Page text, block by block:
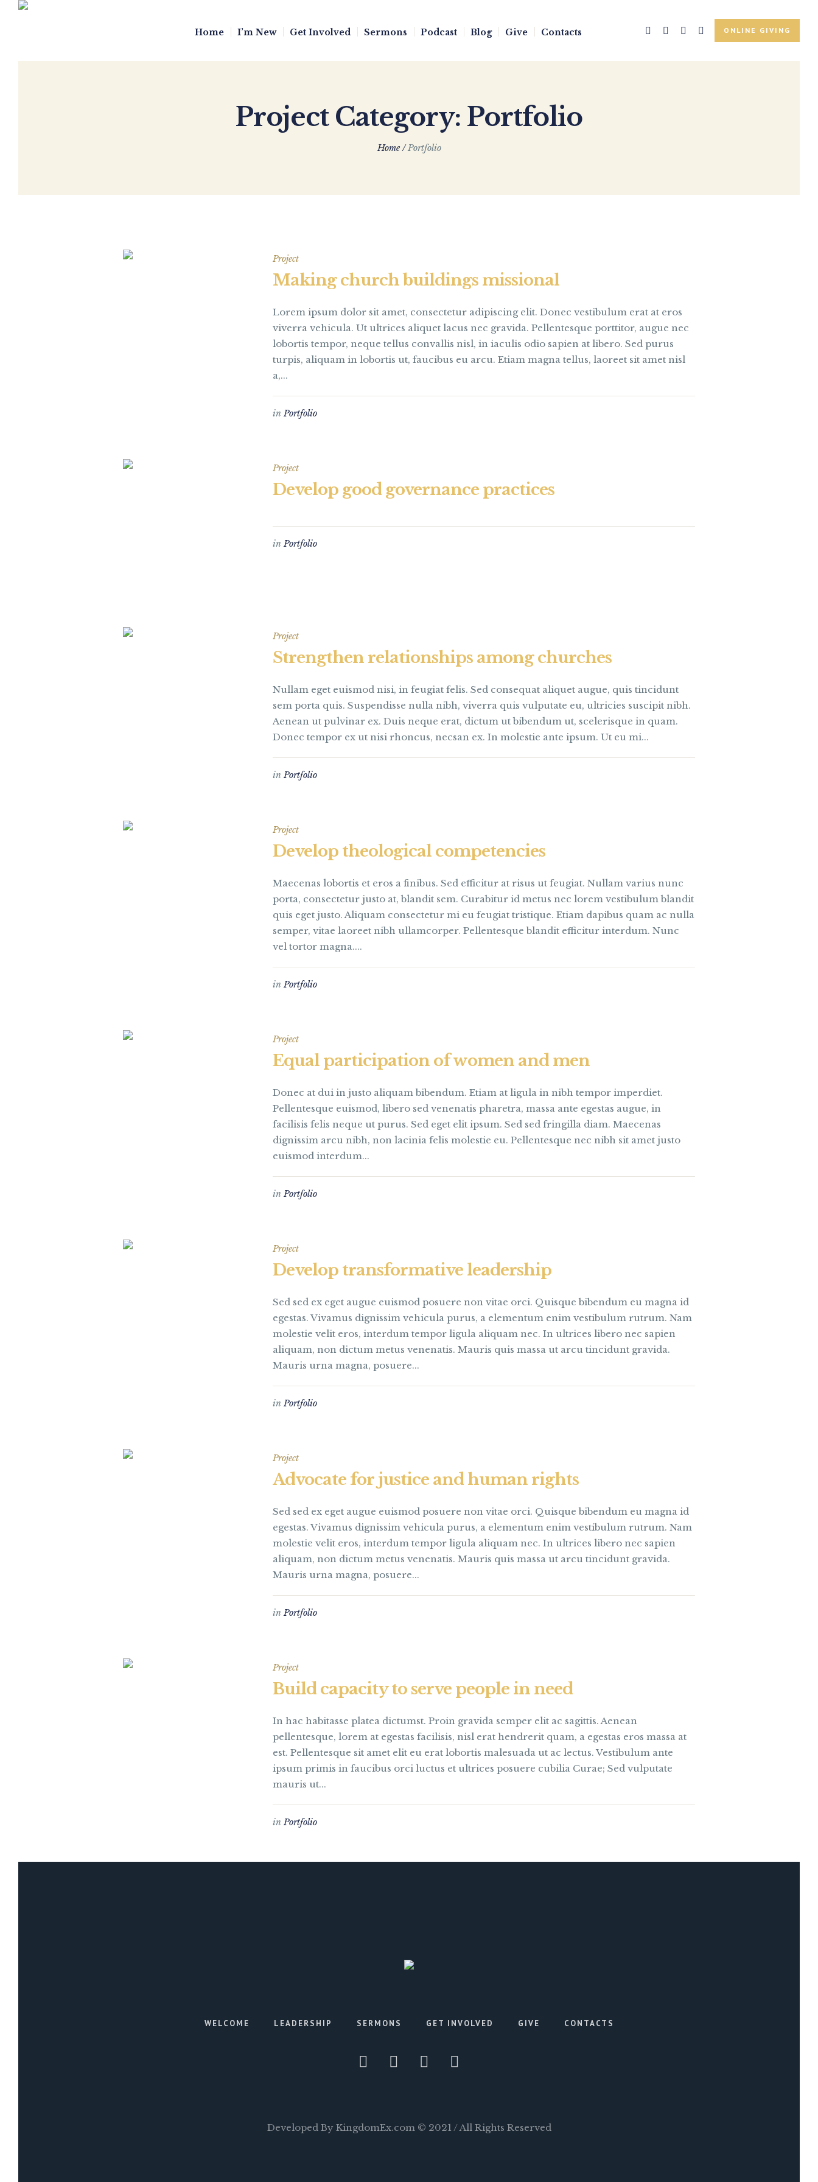
ONLINE GIVING
Home I’m New Get Involved Sermons Podcast Blog Give Contacts
Project Category: Portfolio
Home /Portfolio
Project
Making church buildings missional
Lorem ipsum dolor sit amet, consectetur adipiscing elit. Donec vestibulum erat at eros
viverra vehicula. Ut ultrices aliquet lacus nec gravida. Pellentesque porttitor, augue nec
lobortis tempor, neque tellus convallis nisl, in iaculis odio sapien at libero. Sed purus
turpis, aliquam in lobortis ut, faucibus eu arcu. Etiam magna tellus, laoreet sit amet nisl
a,...
inPortfolio
Project
Develop good governance practices
inPortfolio
Project
Strengthen relationships among churches
Nullam eget euismod nisi, in feugiat felis. Sed consequat aliquet augue, quis tincidunt
sem porta quis. Suspendisse nulla nibh, viverra quis vulputate eu, ultricies suscipit nibh.
Aenean ut pulvinar ex. Duis neque erat, dictum ut bibendum ut, scelerisque in quam.
Donec tempor ex ut nisi rhoncus, necsan ex. In molestie ante ipsum. Ut eu mi...
inPortfolio
Project
Develop theological competencies
Maecenas lobortis et eros a finibus. Sed efficitur at risus ut feugiat. Nullam varius nunc
porta, consectetur justo at, blandit sem. Curabitur id metus nec lorem vestibulum blandit
quis eget justo. Aliquam consectetur mi eu feugiat tristique. Etiam dapibus quam ac nulla
semper, vitae laoreet nibh ullamcorper. Pellentesque blandit efficitur interdum. Nunc
vel tortor magna....
inPortfolio
Project
Equal participation of women and men
Donec at dui in justo aliquam bibendum. Etiam at ligula in nibh tempor imperdiet.
Pellentesque euismod, libero sed venenatis pharetra, massa ante egestas augue, in
facilisis felis neque ut purus. Sed eget elit ipsum. Sed sed fringilla diam. Maecenas
dignissim arcu nibh, non lacinia felis molestie eu. Pellentesque nec nibh sit amet justo
euismod interdum...
inPortfolio
Project
Develop transformative leadership
Sed sed ex eget augue euismod posuere non vitae orci. Quisque bibendum eu magna id
egestas. Vivamus dignissim vehicula purus, a elementum enim vestibulum rutrum. Nam
molestie velit eros, interdum tempor ligula aliquam nec. In ultrices libero nec sapien
aliquam, non dictum metus venenatis. Mauris quis massa ut arcu tincidunt gravida.
Mauris urna magna, posuere...
inPortfolio
Project
Advocate for justice and human rights
Sed sed ex eget augue euismod posuere non vitae orci. Quisque bibendum eu magna id
egestas. Vivamus dignissim vehicula purus, a elementum enim vestibulum rutrum. Nam
molestie velit eros, interdum tempor ligula aliquam nec. In ultrices libero nec sapien
aliquam, non dictum metus venenatis. Mauris quis massa ut arcu tincidunt gravida.
Mauris urna magna, posuere...
inPortfolio
Project
Build capacity to serve people in need
In hac habitasse platea dictumst. Proin gravida semper elit ac sagittis. Aenean
pellentesque, lorem at egestas facilisis, nisl erat hendrerit quam, a egestas eros massa at
est. Pellentesque sit amet elit eu erat lobortis malesuada ut ac lectus. Vestibulum ante
ipsum primis in faucibus orci luctus et ultrices posuere cubilia Curae; Sed vulputate
mauris ut...
inPortfolio
WELCOME LEADERSHIP SERMONS GET INVOLVED GIVE CONTACTS
Developed By KingdomEx.com © 2021 / All Rights Reserved